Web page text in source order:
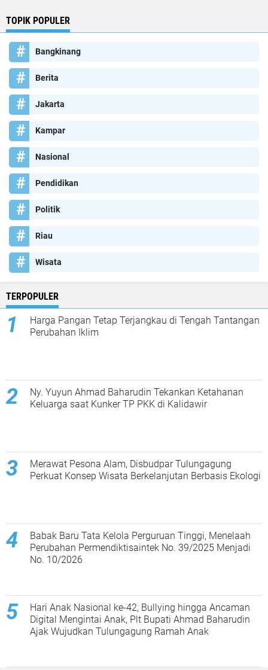
TOPIK POPULER
Bangkinang
Berita
Jakarta
Kampar
Nasional
Pendidikan
Politik
Riau
Wisata
TERPOPULER
Harga Pangan Tetap Terjangkau di Tengah Tantangan
Perubahan Iklim
Ny. Yuyun Ahmad Baharudin Tekankan Ketahanan
Keluarga saat Kunker TP PKK di Kalidawir
Merawat Pesona Alam, Disbudpar Tulungagung
Perkuat Konsep Wisata Berkelanjutan Berbasis Ekologi
Babak Baru Tata Kelola Perguruan Tinggi, Menelaah
Perubahan Permendiktisaintek No. 39/2025 Menjadi
No. 10/2026
Hari Anak Nasional ke-42, Bullying hingga Ancaman
Digital Mengintai Anak, Plt Bupati Ahmad Baharudin
Ajak Wujudkan Tulungagung Ramah Anak